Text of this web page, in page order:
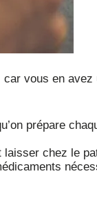
vous en avez
prépare
laisser chez le